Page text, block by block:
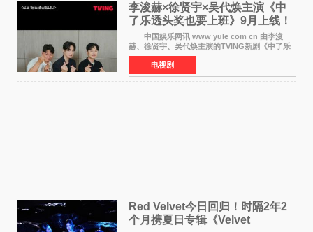
李浚赫×徐贤宇×吴代焕主演《中
了乐透头奖也要上班》9月上线！
TVING先网后台
中国娱乐网讯 www yule com cn 由李浚
赫、徐贤宇、吴代焕主演的TVING新剧《中了乐
透头奖也要上班》定档9月10日播出，随后于9月
14日起登陆tvN月火档，实现先网后台双平台播出
模式。 本剧改
电视剧
Red Velvet今日回归！时隔2年2
个月携夏日专辑《Velvet